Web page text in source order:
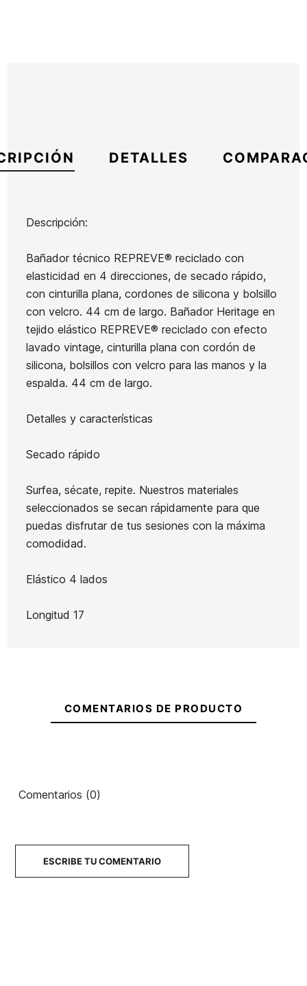
DETALLES
Descripción:
Bañador técnico REPREVE® reciclado con
elasticidad en 4 direcciones, de secado rápido,
con cinturilla plana, cordones de silicona y bolsillo
con velcro. 44 cm de largo. Bañador Heritage en
tejido elástico REPREVE® reciclado con efecto
lavado vintage, cinturilla plana con cordón de
silicona, bolsillos con velcro para las manos y la
espalda. 44 cm de largo.
Detalles y características
Secado rápido
Surfea, sécate, repite. Nuestros materiales
seleccionados se secan rápidamente para que
puedas disfrutar de tus sesiones con la máxima
comodidad.
Elástico 4 lados
Longitud 17
Marca Oxbow
Referencia OX-BEBAH55945
En stock 1 Artículos
Ean13 21105085
Camisa
Volcom
Stunners
Mochila
Oakley
Red
Line
COMENTARIOS DE PRODUCTO
Comentarios (0)
ESCRIBE TU COMENTARIO